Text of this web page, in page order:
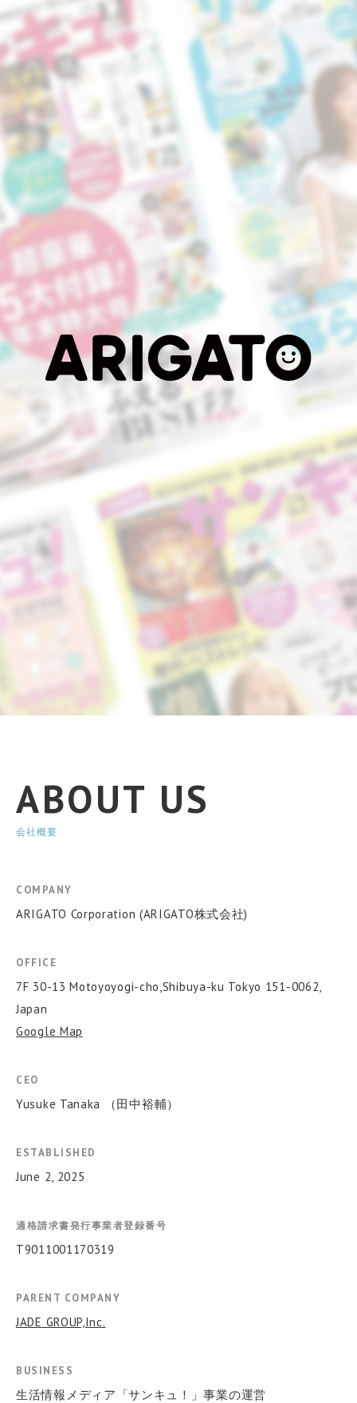
ABOUT US
会社概要
COMPANY
ARIGATO Corporation (ARIGATO株式会社)
OFFICE
7F 30-13 Motoyoyogi-cho,Shibuya-ku Tokyo 151-0062,
Japan
Google Map
CEO
Yusuke Tanaka （田中裕輔）
ESTABLISHED
June 2, 2025
適格請求書発行事業者登録番号
T9011001170319
PARENT COMPANY
JADE GROUP,Inc.
BUSINESS
生活情報メディア「サンキュ！」事業の運営